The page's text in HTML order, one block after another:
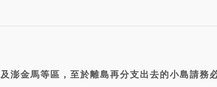
澎金馬等區，至於離島再分支出去的小島請務